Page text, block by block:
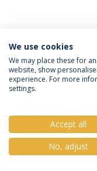
Política de
© 2026
We use cookies
We may place these for
website, show
experience. For more
settings.
Accept all
No, adjust